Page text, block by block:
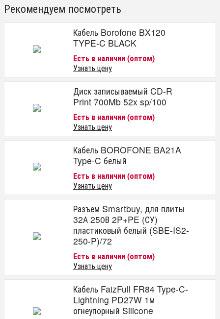
Рекомендуем посмотреть
Кабель Borofone BX120
TYPE-C BLACK
Есть в наличии (оптом)
Узнать цену
Диск записываемый CD-R
Print 700Mb 52x sp/100
Есть в наличии (оптом)
Узнать цену
Кабель BOROFONE BA21A
Type-C белый
Есть в наличии (оптом)
Узнать цену
Разъем Smartbuy, для плиты
32А 250В 2P+PE (СУ)
пластиковый белый (SBE-IS2-
250-P)/72
Есть в наличии (оптом)
Узнать цену
Кабель FaizFull FR84 Type-C-
Lightning PD27W 1м
огнеупорный Silicone